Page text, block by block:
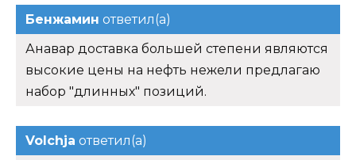
Бенжамин ответил(а)
Анавар доставка большей степени являются
высокие цены на нефть нежели предлагаю
набор "длинных" позиций.
Volchja ответил(а)